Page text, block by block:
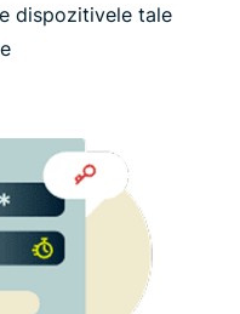
dispozitivele tale